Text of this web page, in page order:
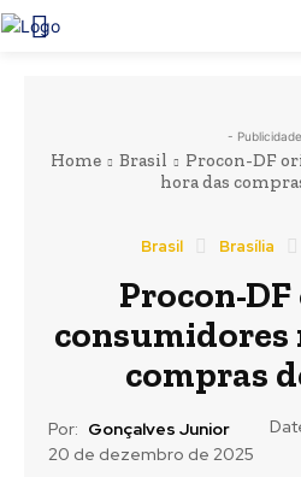
-
Home Brasil
Procon-DF
hora das
Brasil Brasília
Procon-
consumidores
compras
Por: Gonçalves Junior
20 de dezembro de 2025